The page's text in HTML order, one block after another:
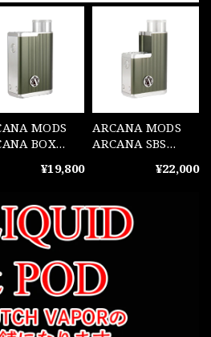
MODS
BOX
¥19,800
ARCANA MODS
ARCANA SBS
¥22,000